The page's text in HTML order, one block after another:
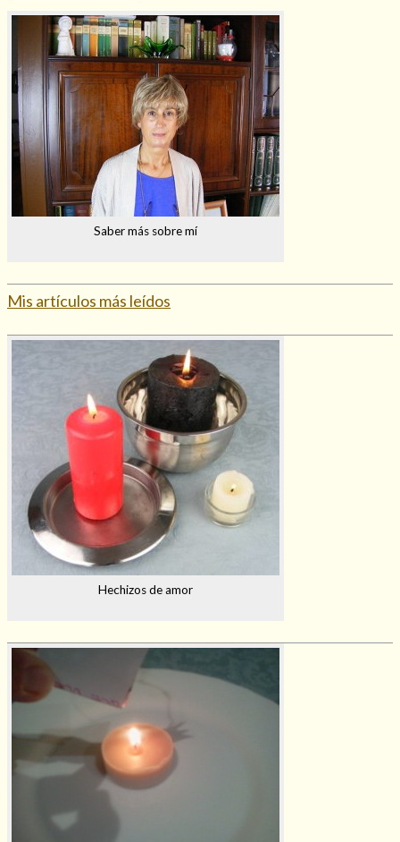
Saber más sobre mí
Mis artículos más leídos
Hechizos de amor